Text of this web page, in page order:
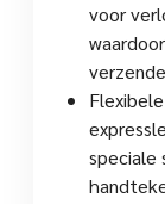
voor
speciale